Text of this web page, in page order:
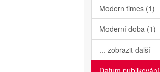
Modern times (1)
Moderní doba (1)
... zobrazit další